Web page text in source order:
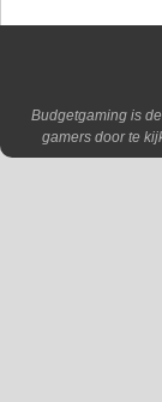
Budgetgaming is
gamers door te